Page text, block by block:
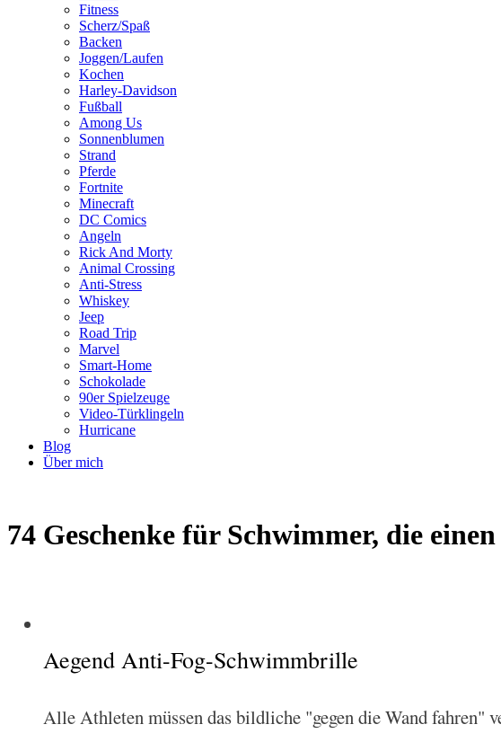
Fitness
Scherz/Spaß
Backen
Joggen/Laufen
Kochen
Harley-Davidson
Fußball
Among Us
Sonnenblumen
Strand
Pferde
Fortnite
Minecraft
DC Comics
Angeln
Rick And Morty
Animal Crossing
Anti-Stress
Whiskey
Jeep
Road Trip
Marvel
Smart-Home
Schokolade
90er Spielzeuge
Video-Türklingeln
Hurricane
Blog
Über mich
74 Geschenke für Schwimmer, die
Aegend Anti-Fog-Schwimmbrille
Alle Athleten müssen das bildliche "gegen die Wand fahren"